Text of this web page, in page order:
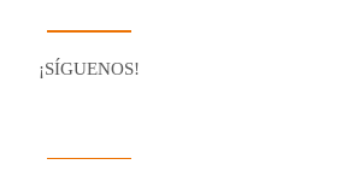
¡SÍGUENOS!